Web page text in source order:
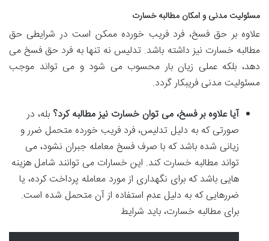
مسئولیت مدنی و امکان مطالبه خسارت
علاوه بر حق فسخ، فرد فریب خورده ممکن است در شرایطی حق
مطالبه خسارت نیز داشته باشد. تدلیس نه تنها به فرد حق فسخ می
دهد، بلکه عملی زیان بار محسوب می شود و می تواند موجب
مسئولیت مدنی فریبکار گردد.
آیا علاوه بر فسخ، می توان خسارت نیز مطالبه کرد؟ بله، در
صورتی که به دلیل تدلیس، فرد فریب خورده متحمل ضرر و
زیانی شده باشد که با صرف فسخ معامله جبران نشود، می
تواند مطالبه خسارت کند. این خسارات می توانند شامل هزینه
هایی باشد که برای نگهداری از مورد معامله پرداخت کرده، یا
ضررهایی که به دلیل عدم استفاده از آن متحمل شده است.
برای مطالبه خسارت، باید شرایط